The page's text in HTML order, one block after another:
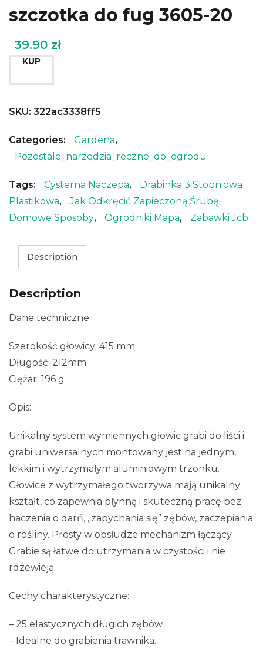
szczotka do fug 3605-20
39.90 zł
KUP
SKU: 322ac3338ff5
Categories: Gardena,
Pozostale_narzedzia_reczne_do_ogrodu
Tags: Cysterna Naczepa,
Drabinka 3 Stopniowa
Plastikowa,
Jak Odkręcić Zapieczoną Śrubę
Domowe Sposoby, Ogrodniki Mapa, Zabawki Jcb
Description
Description
Dane techniczne:
Szerokość głowicy: 415 mm
Długość: 212mm
Ciężar: 196 g
Opis:
Unikalny system wymiennych głowic grabi do liści i
grabi uniwersalnych montowany jest na jednym,
lekkim i wytrzymałym aluminiowym trzonku.
Głowice z wytrzymałego tworzywa mają unikalny
kształt, co zapewnia płynną i skuteczną pracę bez
haczenia o darń, „zapychania się” zębów, zaczepiania
o rośliny. Prosty w obsłudze mechanizm łączący.
Grabie są łatwe do utrzymania w czystości i nie
rdzewieją.
Cechy charakterystyczne:
– 25 elastycznych długich zębów
– Idealne do grabienia trawnika.